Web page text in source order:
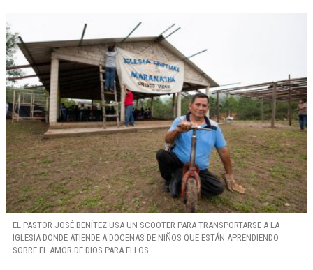
EL PASTOR JOSÉ BENÍTEZ USA UN SCOOTER PARA TRANSPORTARSE A LA
IGLESIA DONDE ATIENDE A DOCENAS DE NIÑOS QUE ESTÁN APRENDIENDO
SOBRE EL AMOR DE DIOS PARA ELLOS.